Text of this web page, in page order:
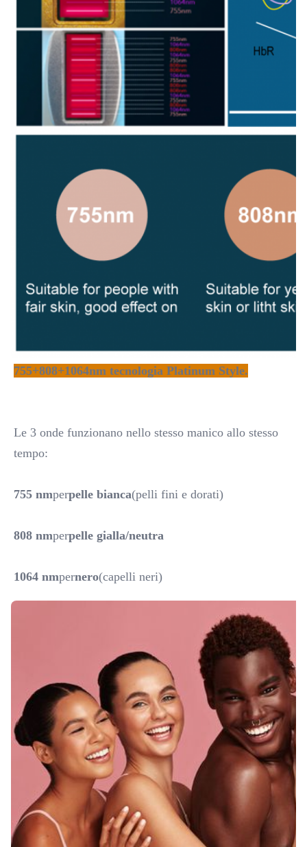
755+808+1064nm tecnologia Platinum Style.
Le 3 onde funzionano nello stesso manico allo stesso
tempo:
755 nmperpelle bianca(pelli fini e dorati)
808 nmperpelle gialla/neutra
1064 nmpernero(capelli neri)